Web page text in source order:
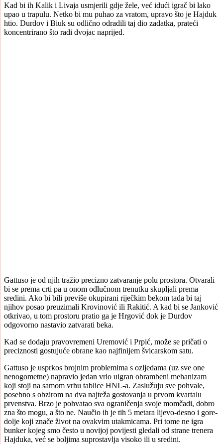
Kad bi ih Kalik i Livaja usmjerili gdje žele, već idući igrač bi lako
upao u trapulu. Netko bi mu puhao za vratom, upravo što je Hajduk
htio. Durdov i Biuk su odlično odradili taj dio zadatka, prateći
koncentrirano što radi dvojac naprijed.
Gattuso je od njih tražio precizno zatvaranje polu prostora. Otvarali
bi se prema crti pa u onom odlučnom trenutku skupljali prema
sredini. Ako bi bili previše okupirani riječkim bekom tada bi taj
njihov posao preuzimali Krovinović ili Rakitić. A kad bi se Janković
otkrivao, u tom prostoru pratio ga je Hrgović dok je Durdov
odgovorno nastavio zatvarati beka.
Kad se dodaju pravovremeni Uremović i Prpić, može se pričati o
preciznosti gostujuće obrane kao najfinijem švicarskom satu.
Gattuso je usprkos brojnim problemima s ozljedama (uz sve one
nenogometne) napravio jedan vrlo uigran obrambeni mehanizam
koji stoji na samom vrhu tablice HNL-a. Zaslužuju sve pohvale,
posebno s obzirom na dva najteža gostovanja u prvom kvartalu
prvenstva. Brzo je pohvatao sva ograničenja svoje momčadi, dobro
zna što mogu, a što ne. Naučio ih je tih 5 metara lijevo-desno i gore-
dolje koji znače život na ovakvim utakmicama. Pri tome ne igra
bunker kojeg smo često u novijoj povijesti gledali od strane trenera
Hajduka, već se boljima suprostavlja visoko ili u sredini.